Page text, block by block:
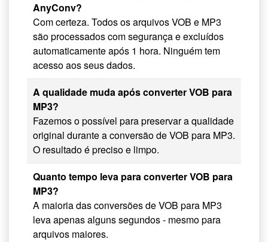
AnyConv?
Com certeza. Todos os arquivos VOB e MP3
são processados com segurança e excluídos
automaticamente após 1 hora. Ninguém tem
acesso aos seus dados.
A qualidade muda após converter VOB para
MP3?
Fazemos o possível para preservar a qualidade
original durante a conversão de VOB para MP3.
O resultado é preciso e limpo.
Quanto tempo leva para converter VOB para
MP3?
A maioria das conversões de VOB para MP3
leva apenas alguns segundos - mesmo para
arquivos maiores.